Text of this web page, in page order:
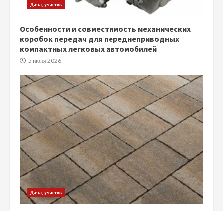
Дача, участок
Особенности и совместимость механических
коробок передач для переднеприводных
компактных легковых автомобилей
5 июня 2026
Дача, участок